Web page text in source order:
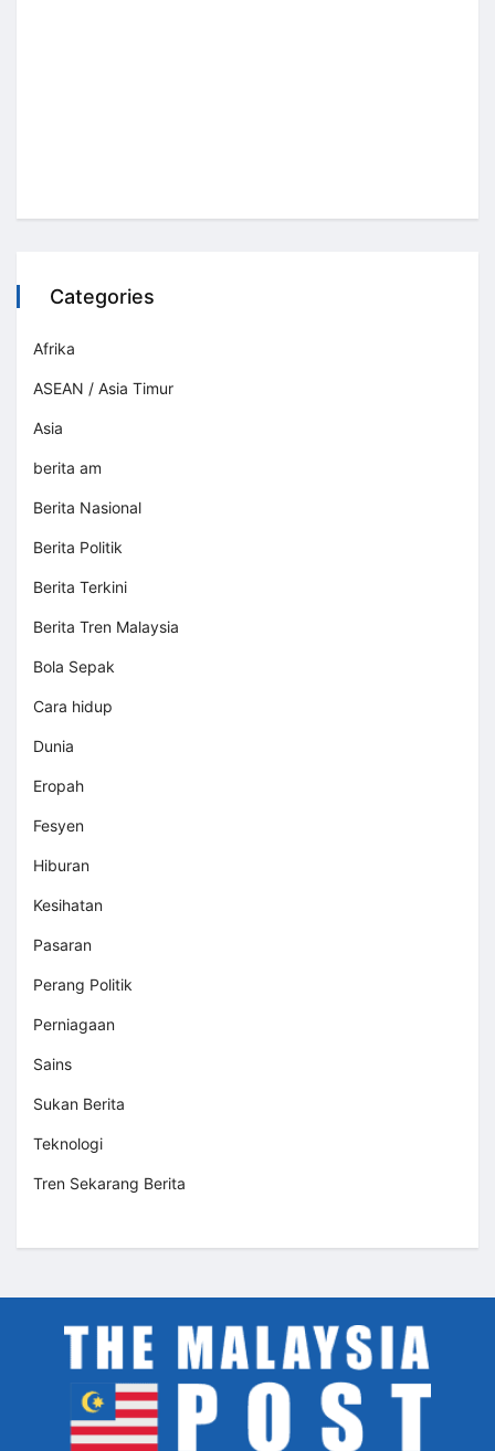
Categories
Afrika
ASEAN / Asia Timur
Asia
berita am
Berita Nasional
Berita Politik
Berita Terkini
Berita Tren Malaysia
Bola Sepak
Cara hidup
Dunia
Eropah
Fesyen
Hiburan
Kesihatan
Pasaran
Perang Politik
Perniagaan
Sains
Sukan Berita
Teknologi
Tren Sekarang Berita